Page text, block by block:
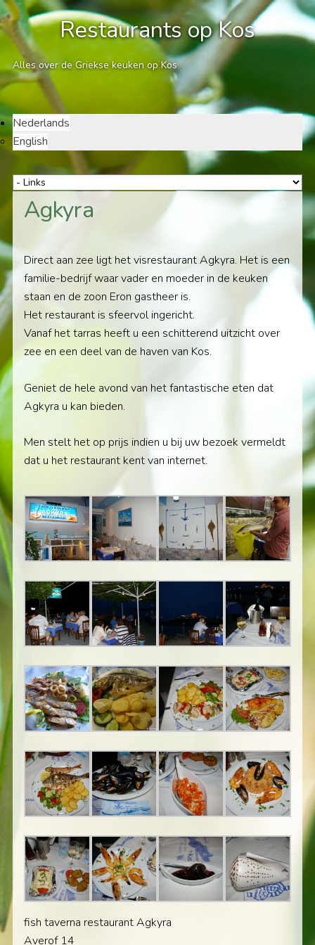
Restaurants op Kos
Alles over de Griekse keuken op Kos
Nederlands
English
Agkyra
Direct aan zee ligt het visrestaurant Agkyra. Het is een
familie-bedrijf waar vader en moeder in de keuken
staan en de zoon Eron gastheer is.
Het restaurant is sfeervol ingericht.
Vanaf het tarras heeft u een schitterend uitzicht over
zee en een deel van de haven van Kos.
Geniet de hele avond van het fantastische eten dat
Agkyra u kan bieden.
Men stelt het op prijs indien u bij uw bezoek vermeldt
dat u het restaurant kent van internet.
fish taverna restaurant Agkyra
Averof 14